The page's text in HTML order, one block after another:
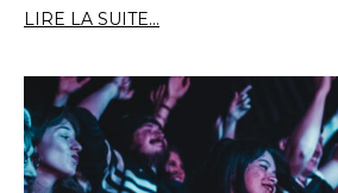
LIRE LA SUITE...